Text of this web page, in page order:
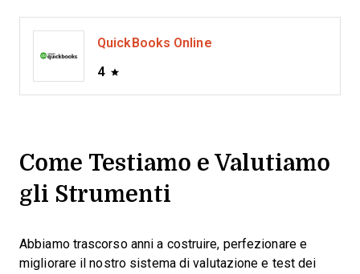
QuickBooks Online
4
Come Testiamo e Valutiamo
gli Strumenti
Abbiamo trascorso anni a costruire, perfezionare e
migliorare il nostro sistema di valutazione e test dei